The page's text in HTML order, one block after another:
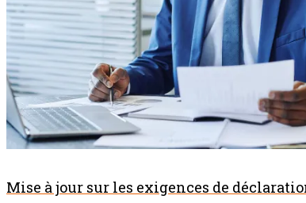
Mise à jour sur les exigences de